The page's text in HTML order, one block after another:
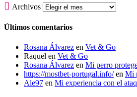
 Archivos
Últimos comentarios
Rosana Álvarez en Vet & Go
Raquel en Vet & Go
Rosana Álvarez en Mi perro
https://mostbet-portugal.info/en Mi
Ale97 en Mi experiencia con el